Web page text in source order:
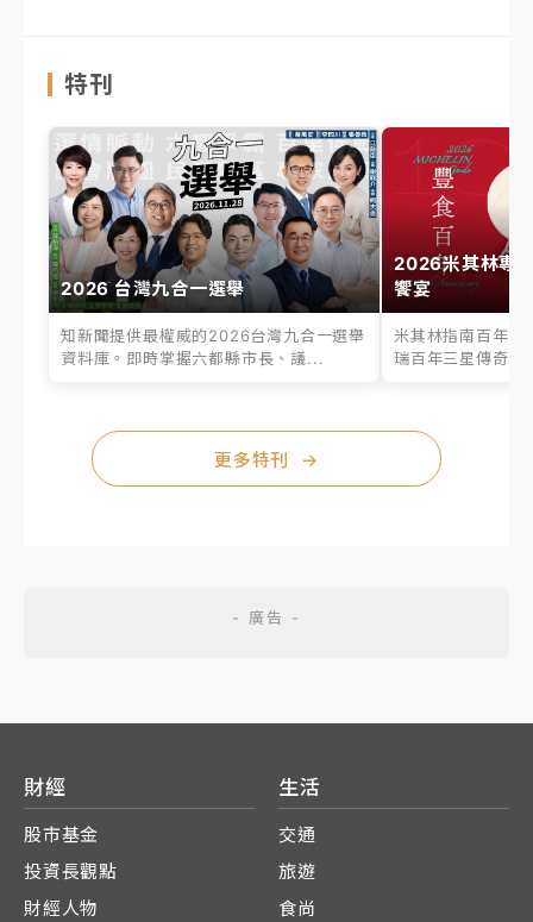
特刊
2026 台灣九合一選舉
知新聞提供最權威的2026台灣九合一選舉
資料庫。即時掌握六都縣市長、議...
2026米其林專
饗宴
米其林指南百年之
瑞百年三星傳奇、
更多特刊 →
財經
股市基金
投資長觀點
財經人物
生活
交通
旅遊
食尚